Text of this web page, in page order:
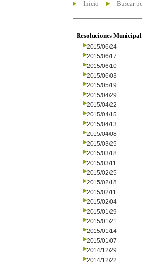
Inicio Buscar
Resoluciones
2015/06/24
2015/06/17
2015/06/10
2015/06/03
2015/05/19
2015/04/29
2015/04/22
2015/04/15
2015/04/13
2015/04/08
2015/03/25
2015/03/18
2015/03/11
2015/02/25
2015/02/18
2015/02/11
2015/02/04
2015/01/29
2015/01/21
2015/01/14
2015/01/07
2014/12/29
2014/12/22